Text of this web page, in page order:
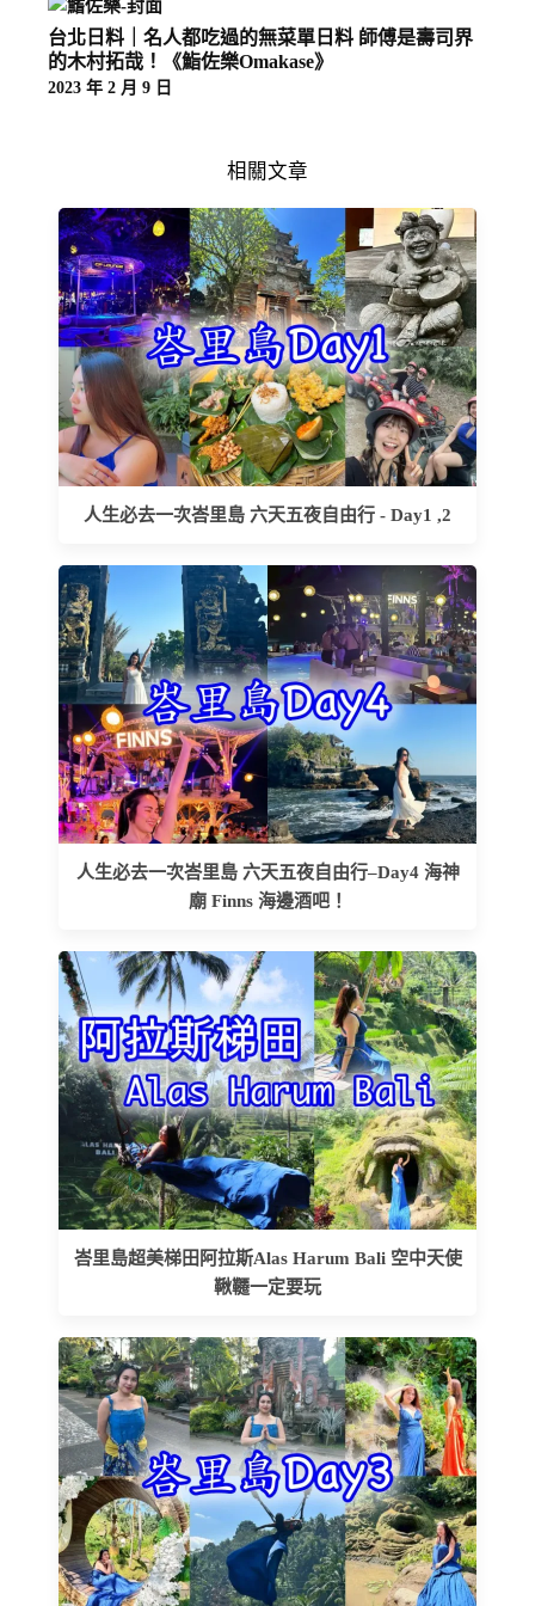
台北日料｜名人都吃過的無菜單日料 師傅是壽司界
的木村拓哉！《鮨佐樂Omakase》
2023 年 2 月 9 日
相關文章
人生必去一次峇里島 六天五夜自由行 - Day1 ,2
人生必去一次峇里島 六天五夜自由行–Day4 海神
廟 Finns 海邊酒吧！
峇里島超美梯田阿拉斯Alas Harum Bali 空中天使
鞦韆一定要玩